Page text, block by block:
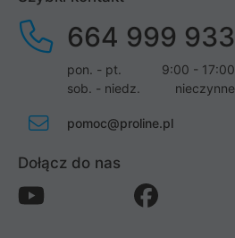
664 999 933
pon. - pt.
9:00 - 17:00
sob. - niedz.
nieczynne
pomoc@proline.pl
Dołącz do nas